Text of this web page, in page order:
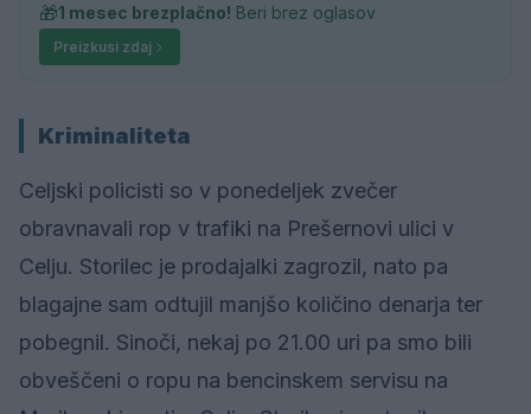
🎁1 mesec brezplačno! Beri brez oglasov
Preizkusi zdaj
Kriminaliteta
Celjski policisti so v ponedeljek zvečer
obravnavali rop v trafiki na Prešernovi ulici v
Celju. Storilec je prodajalki zagrozil, nato pa
blagajne sam odtujil manjšo količino denarja ter
pobegnil. Sinoči, nekaj po 21.00 uri pa smo bili
obveščeni o ropu na bencinskem servisu na